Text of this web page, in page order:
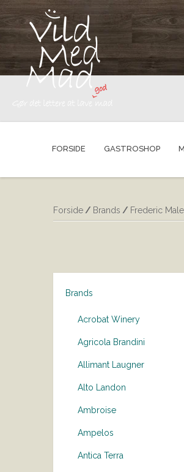
FORSIDE GASTROSHOP
Forside / Brands / Frederic
Brands
Acrobat Winery
Agricola Brandini
Allimant Laugner
Alto Landon
Ambroise
Ampelos
Antica Terra